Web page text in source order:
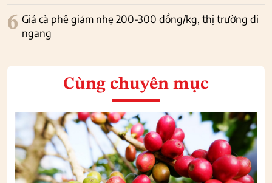
6 Giá cà phê giảm nhẹ 200-300 đồng/kg, thị trường đi
ngang
Cùng chuyên mục